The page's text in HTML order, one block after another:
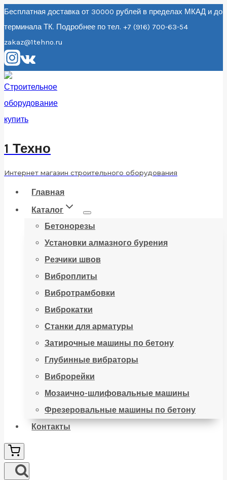
Перейти
к
содержанию
Бесплатная доставка от 30000 рублей в пределах МКАД и до
терминала ТК. Подробнее по тел. +7 (916) 700-63-54
zakaz@1tehno.ru
1 Техно
Интернет магазин строительного оборудования
Главная
Каталог
Бетонорезы
Установки алмазного бурения
Резчики швов
Виброплиты
Вибротрамбовки
Виброкатки
Станки для арматуры
Затирочные машины по бетону
Глубинные вибраторы
Виброрейки
Мозаично-шлифовальные машины
Фрезеровальные машины по бетону
Контакты